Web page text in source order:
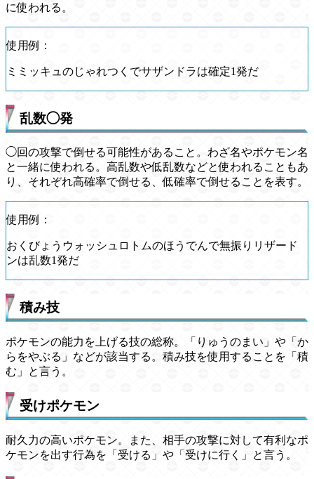
に使われる。
使用例：
ミミッキュのじゃれつくでサザンドラは確定1発だ
乱数◯発
◯回の攻撃で倒せる可能性があること。わざ名やポケモン名
と一緒に使われる。高乱数や低乱数などと使われることもあ
り、それぞれ高確率で倒せる、低確率で倒せることを表す。
使用例：
おくびょうウォッシュロトムのほうでんで無振りリザード
ンは乱数1発だ
積み技
ポケモンの能力を上げる技の総称。「りゅうのまい」や「か
らをやぶる」などが該当する。積み技を使用することを「積
む」と言う。
受けポケモン
耐久力の高いポケモン。また、相手の攻撃に対して有利なポ
ケモンを出す行為を「受ける」や「受けに行く」と言う。